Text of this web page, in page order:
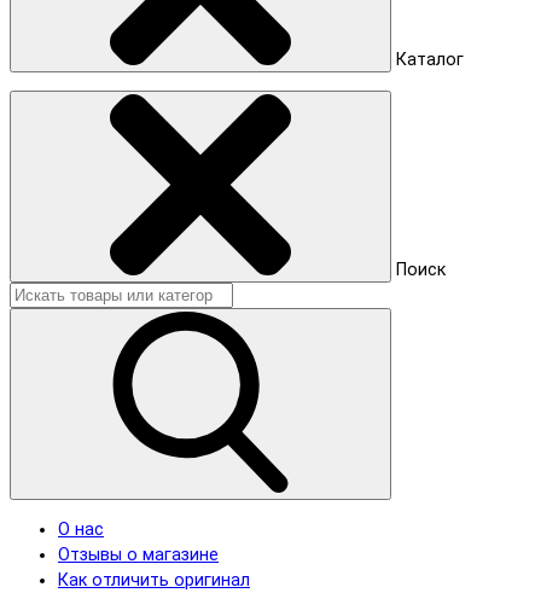
Каталог
Поиск
О нас
Отзывы о магазине
Как отличить оригинал